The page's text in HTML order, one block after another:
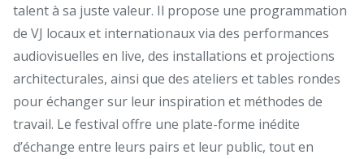
talent à sa juste valeur. Il propose une programmation
de VJ locaux et internationaux via des performances
audiovisuelles en live, des installations et projections
architecturales, ainsi que des ateliers et tables rondes
pour échanger sur leur inspiration et méthodes de
travail. Le festival offre une plate-forme inédite
d’échange entre leurs pairs et leur public, tout en